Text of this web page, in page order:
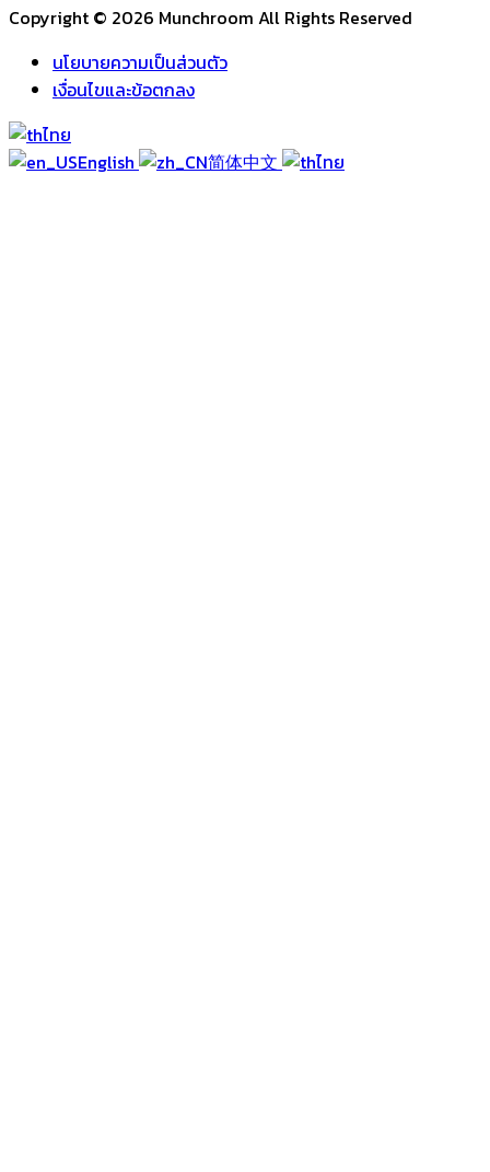
Copyright © 2026 Munchroom All Rights Reserved
นโยบายความเป็นส่วนตัว
เงื่อนไขและข้อตกลง
ไทย
English
简体中文 ไทย